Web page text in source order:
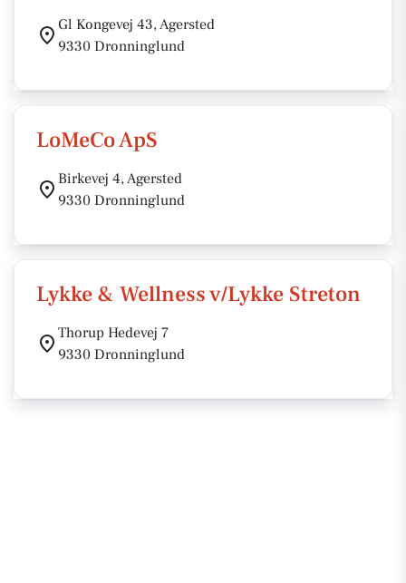
Gl Kongevej 43, Agersted
9330 Dronninglund
LoMeCo ApS
Birkevej 4, Agersted
9330 Dronninglund
Lykke & Wellness v/Lykke Streton
Thorup Hedevej 7
9330 Dronninglund